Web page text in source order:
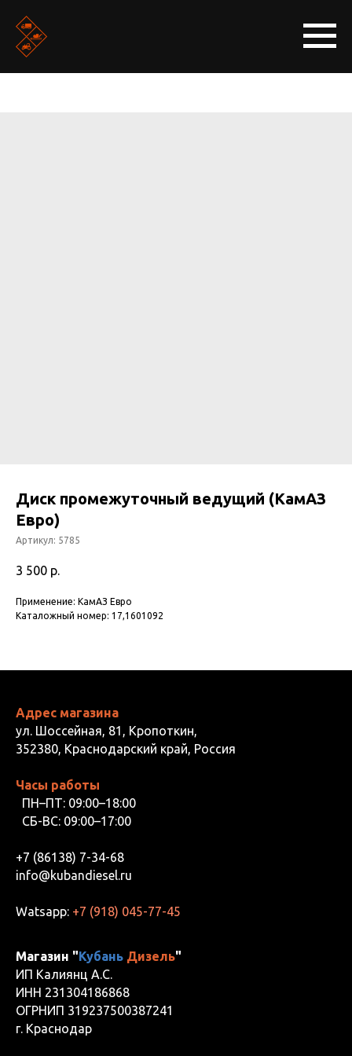
Диск промежуточный ведущий (КамАЗ
Евро)
Артикул: 5785
3 500 р.
Применение: КамАЗ Евро
Каталожный номер: 17,1601092
Адрес магазина
ул. Шоссейная, 81, Кропоткин,
352380, Краснодарский край, Россия
Часы работы
ПН–ПТ: 09:00–18:00
СБ-ВС: 09:00–17:00
+7 (86138) 7-34-68
info@kubandiesel.ru
Watsapp: +7 (918) 045-77-45
Магазин "Кубань Дизель"
ИП Калиянц А.С.
ИНН 231304186868
ОГРНИП 319237500387241
г. Краснодар